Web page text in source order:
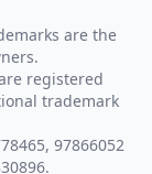
are the
registered
trademark
97866052